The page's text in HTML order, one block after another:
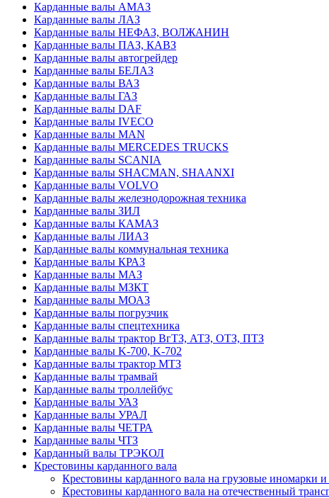
Карданные валы АМАЗ
Карданные валы ЛАЗ
Карданные валы НЕФАЗ, ВОЛЖАНИН
Карданные валы ПАЗ, КАВЗ
Карданные валы автогрейдер
Карданные валы БЕЛАЗ
Карданные валы ВАЗ
Карданные валы ГАЗ
Карданные валы DAF
Карданные валы IVECO
Карданные валы MAN
Карданные валы MERCEDES TRUCKS
Карданные валы SCANIA
Карданные валы SHACMAN, SHAANXI
Карданные валы VOLVO
Карданные валы железнодорожная техника
Карданные валы ЗИЛ
Карданные валы КАМАЗ
Карданные валы ЛИАЗ
Карданные валы коммунальная техника
Карданные валы КРАЗ
Карданные валы МАЗ
Карданные валы МЗКТ
Карданные валы МОАЗ
Карданные валы погрузчик
Карданные валы спецтехника
Карданные валы трактор ВгТЗ, АТЗ, ОТЗ, ПТЗ
Карданные валы K-700, K-702
Карданные валы трактор МТЗ
Карданные валы трамвай
Карданные валы троллейбус
Карданные валы УАЗ
Карданные валы УРАЛ
Карданные валы ЧЕТРА
Карданные валы ЧТЗ
Карданный валы ТРЭКОЛ
Крестовины карданного вала
Крестовины карданного вала на грузовые иномарки и
Крестовины карданного вала на отечественный